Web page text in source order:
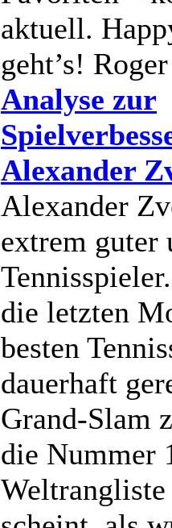
aktuell.
geht’s!
Analyse zur
Alexander
Alexander
extrem guter
die letzten
besten
dauerhaft
Grand-Slam
die Nummer